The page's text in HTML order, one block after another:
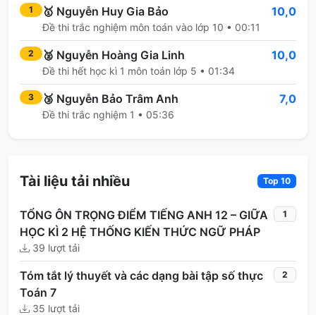
1 🥇 Nguyễn Huy Gia Bảo
Đề thi trắc nghiệm môn toán vào lớp 10 • 00:11
10,0
2 🥈 Nguyễn Hoàng Gia Linh
Đề thi hết học kì 1 môn toán lớp 5 • 01:34
10,0
3 🥉 Nguyễn Bảo Trâm Anh
Đề thi trắc nghiệm 1 • 05:36
7,0
Tài liệu tải nhiều Top 10
TỔNG ÔN TRỌNG ĐIỂM TIẾNG ANH 12 – GIỮA
HỌC KÌ 2 HỆ THỐNG KIẾN THỨC NGỮ PHÁP
39 lượt tải
1
Tóm tắt lý thuyết và các dạng bài tập số thực
Toán 7
35 lượt tải
2